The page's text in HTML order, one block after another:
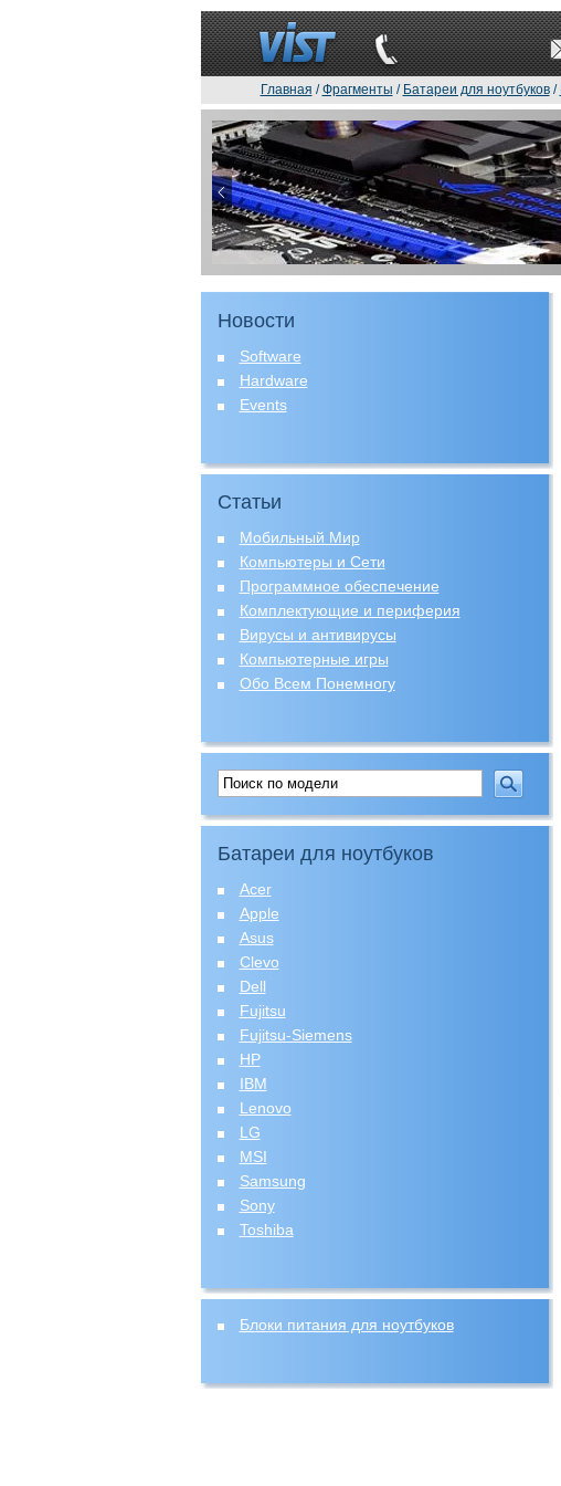
Главная /Фрагменты / Батареи для ноутбуков/
Новости
Software
Hardware
Events
Статьи
Мобильный Мир
Компьютеры и Сети
Программное обеспечение
Комплектующие и периферия
Вирусы и антивирусы
Компьютерные игры
Обо Всем Понемногу
Батареи для ноутбуков
Acer
Apple
Asus
Clevo
Dell
Fujitsu
Fujitsu-Siemens
HP
IBM
Lenovo
LG
MSI
Samsung
Sony
Toshiba
Блоки питания для ноутбуков